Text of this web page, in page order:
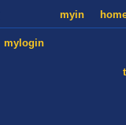
myin
mylogin